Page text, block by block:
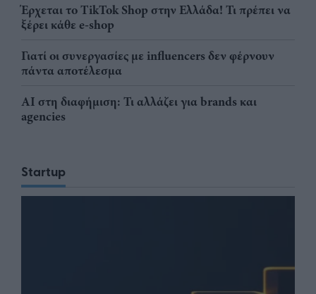
Έρχεται το TikTok Shop στην Ελλάδα! Τι πρέπει να
ξέρει κάθε e-shop
Γιατί οι συνεργασίες με influencers δεν φέρνουν
πάντα αποτέλεσμα
AI στη διαφήμιση: Τι αλλάζει για brands και
agencies
Startup